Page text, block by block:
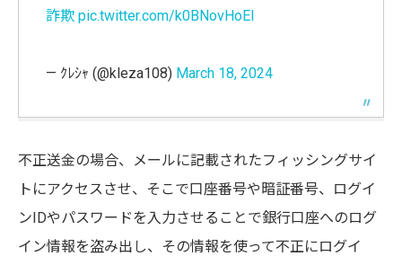
詐欺 pic.twitter.com/k0BNovHoEl
— ｸﾚｼｬ (@kleza108) March 18, 2024
不正送金の場合、メールに記載されたフィッシングサイ
トにアクセスさせ、そこで口座番号や暗証番号、ログイ
ンIDやパスワードを入力させることで銀行口座へのログ
イン情報を盗み出し、その情報を使って不正にログイ